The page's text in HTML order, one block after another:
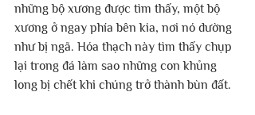
những bộ xương được tìm thấy, một bộ
xương ở ngay phía bên kia, nơi nó dường
như bị ngã. Hóa thạch này tìm thấy chụp
lại trong đá làm sao những con khủng
long bị chết khi chúng trở thành bùn đất.